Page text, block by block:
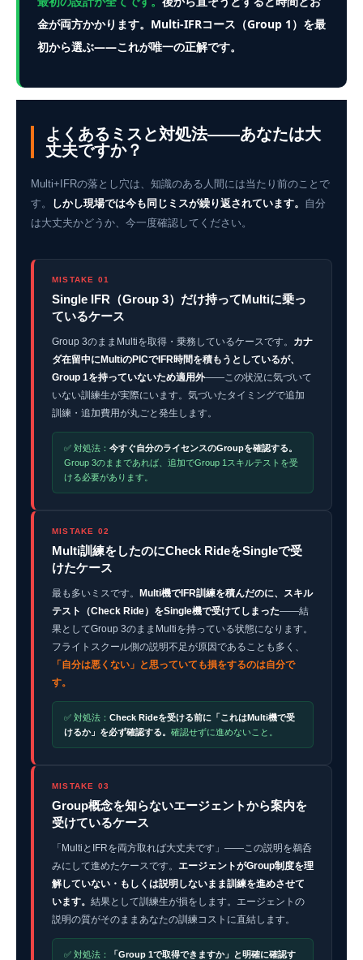
金が両方かかります。Multi-IFRコース（Group 1）を最
初から選ぶ——これが唯一の正解です。
よくあるミスと対処法——あなたは大
丈夫ですか？
Multi+IFRの落とし穴は、知識のある人間には当たり前のことで
す。
しかし現場では今も同じミスが繰り返されています。 自分
は大丈夫かどうか、今一度確認してください。
MISTAKE 01
Single IFR（Group 3）だけ持ってMultiに乗っ
ているケース
Group 3のままMultiを取得・乗務しているケースです。 カナ
ダ在留中にMultiのPICでIFR時間を積もうとしているが、
Group 1を持っていないため適用外——この状況に気づいて
いない訓練生が実際にいます。気づいたタイミングで追加
訓練・追加費用が丸ごと発生します。
✅ 対処法： 今すぐ自分のライセンスのGroupを確認する。
Group 3のままであれば、追加でGroup 1スキルテストを受
ける必要があります。
MISTAKE 02
Multi訓練をしたのにCheck RideをSingleで受
けたケース
最も多いミスです。 Multi機でIFR訓練を積んだのに、スキル
テスト（Check Ride）をSingle機で受けてしまった——結
果としてGroup 3のままMultiを持っている状態になります。
フライトスクール側の説明不足が原因であることも多く、
「自分は悪くない」と思っていても損をするのは自分で
す。
✅ 対処法： Check Rideを受ける前に「これはMulti機で受
けるか」を必ず確認する。 確認せずに進めないこと。
MISTAKE 03
Group概念を知らないエージェントから案内を
受けているケース
「MultiとIFRを両方取れば大丈夫です」——この説明を鵜呑
みにして進めたケースです。 エージェントがGroup制度を理
解していない・もしくは説明しないまま訓練を進めさせて
います。 結果として訓練生が損をします。エージェントの
説明の質がそのままあなたの訓練コストに直結します。
✅ 対処法：
「Group 1で取得できますか」と明確に確認す